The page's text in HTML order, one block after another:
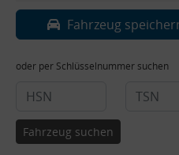
Fahrzeug
oder per Schlüsselnummer suchen
Fahrzeug suchen